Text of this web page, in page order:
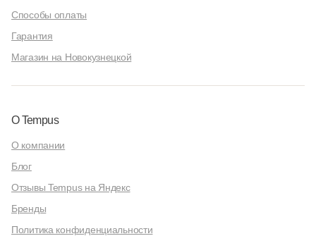
Способы оплаты
Гарантия
Магазин на Новокузнецкой
О Tempus
О компании
Блог
Отзывы Tempus на Яндекс
Бренды
Политика конфиденциальности